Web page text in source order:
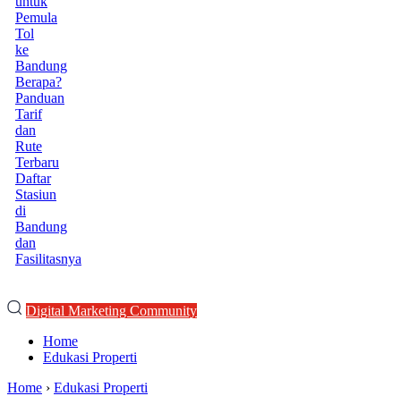
Pemula
Tol
ke
Bandung
Berapa?
Panduan
Tarif
dan
Rute
Terbaru
Daftar
Stasiun
di
Bandung
dan
Fasilitasnya
Digital Marketing Community
Home
Edukasi Properti
Home › Edukasi Properti